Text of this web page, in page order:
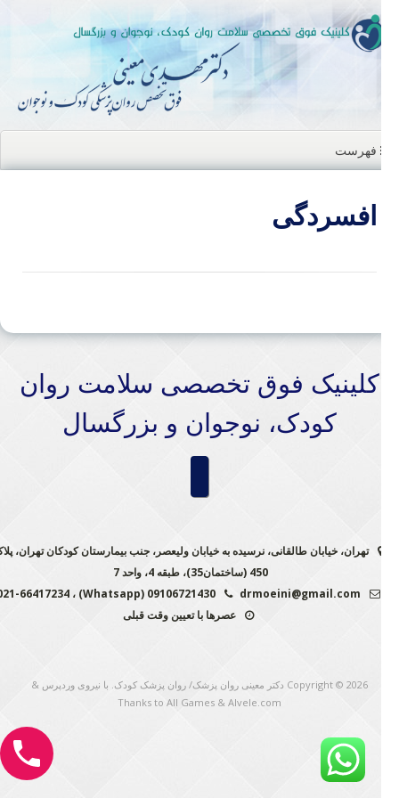
فهرست
افسردگی
کلینیک فوق تخصصی سلامت روان
کودک، نوجوان و بزرگسال
تهران، خیابان طالقانی، نرسیده به خیابان ولیعصر، جنب بیمارستان کودکان تهران، پلاک
450 (ساختمان35)، طبقه 4، واحد 7
drmoeini@gmail.com
09106721430 (Whatsapp) ، 021-66417234
عصرها با تعیین وقت قبلی
Copyright © 2026 دکتر معینی روان پزشک/ روان پزشک کودک. با نیروی وردپرس&
Thanks toAll Games &Alvele.com